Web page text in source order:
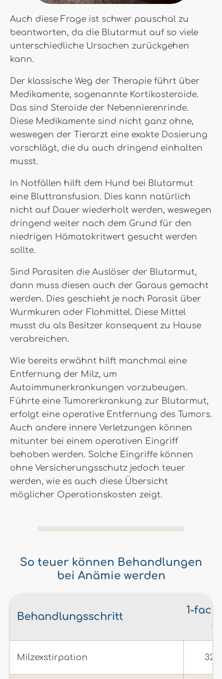
Auch diese Frage ist schwer pauschal zu
beantworten, da die Blutarmut auf so viele
unterschiedliche Ursachen zurückgehen
kann.
Der klassische Weg der Therapie führt über
Medikamente, sogenannte Kortikosteroide.
Das sind Steroide der Nebennierenrinde.
Diese Medikamente sind nicht ganz ohne,
weswegen der Tierarzt eine exakte Dosierung
vorschlägt, die du auch dringend einhalten
musst.
In Notfällen hilft dem Hund bei Blutarmut
eine Bluttransfusion. Dies kann natürlich
nicht auf Dauer wiederholt werden, weswegen
dringend weiter nach dem Grund für den
niedrigen Hämatokritwert gesucht werden
sollte.
Sind Parasiten die Auslöser der Blutarmut,
dann muss diesen auch der Garaus gemacht
werden. Dies geschieht je nach Parasit über
Wurmkuren oder Flohmittel. Diese Mittel
musst du als Besitzer konsequent zu Hause
verabreichen.
Wie bereits erwähnt hilft manchmal eine
Entfernung der Milz, um
Autoimmunerkrankungen vorzubeugen.
Führte eine Tumorerkrankung zur Blutarmut,
erfolgt eine operative Entfernung des Tumors.
Auch andere innere Verletzungen können
mitunter bei einem operativen Eingriff
behoben werden. Solche Eingriffe können
ohne Versicherungsschutz jedoch teuer
werden, wie es auch diese Übersicht
möglicher Operationskosten zeigt.
So teuer können Behandlungen
bei Anämie werden
Behandlungsschritt
1-
Milzexstirpation